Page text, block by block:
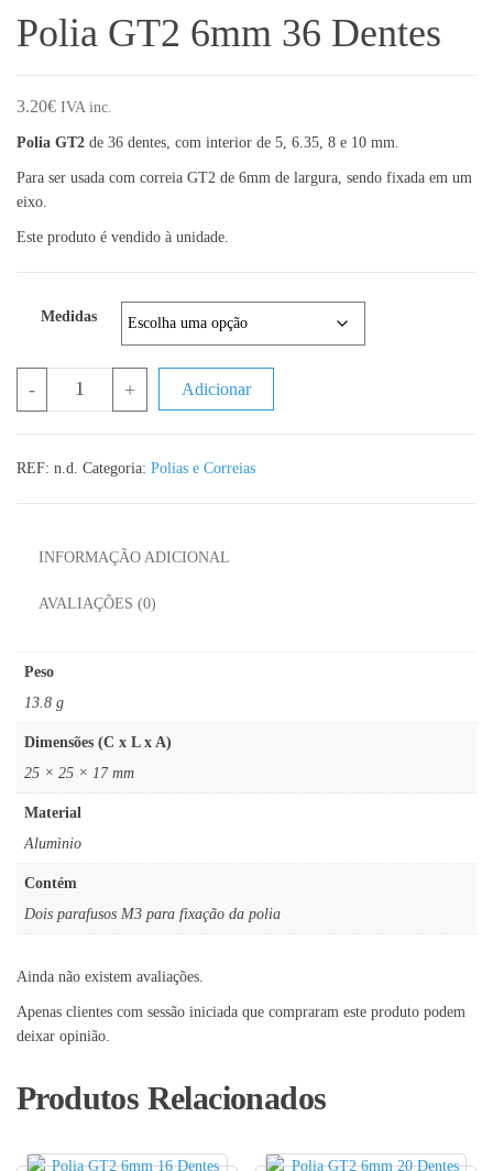
Polia GT2 6mm 36 Dentes
3.20€ IVA inc.
Polia GT2 de 36 dentes, com interior de 5, 6.35, 8 e 10 mm.
Para ser usada com correia GT2 de 6mm de largura, sendo fixada em um
eixo.
Este produto é vendido à unidade.
Medidas
- + Adicionar
REF: n.d. Categoria: Polias e Correias
INFORMAÇÃO ADICIONAL
AVALIAÇÕES (0)
Peso
13.8 g
Dimensões (C x L x A)
25 × 25 × 17 mm
Material
Alumìnio
Contém
Dois parafusos M3 para fixação da polia
Ainda não existem avaliações.
Apenas clientes com sessão iniciada que compraram este produto podem
deixar opinião.
Produtos Relacionados